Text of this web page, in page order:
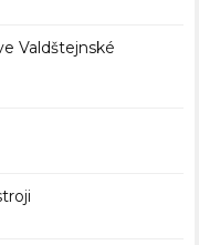
Valdštejnské